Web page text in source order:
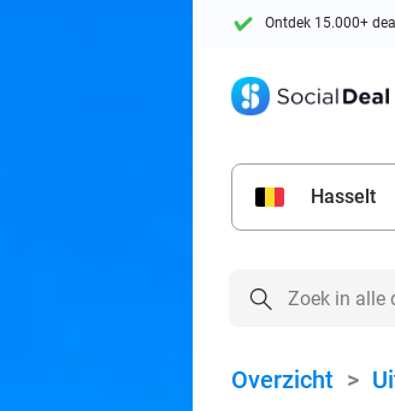
Ontdek 15.000+
Hasselt
Overzicht >